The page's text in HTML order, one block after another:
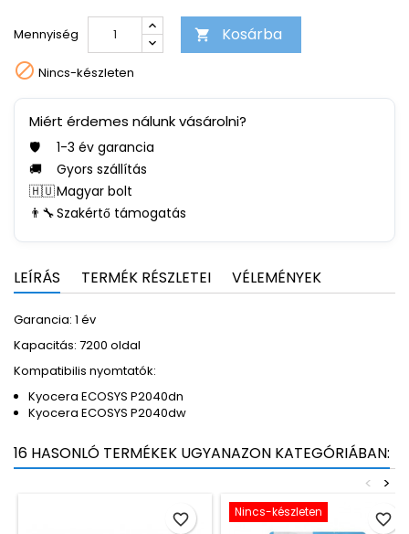
Mennyiség  Kosárba
 Nincs-készleten
Miért érdemes nálunk vásárolni?
🛡️
1-3 év garancia
🚚
Gyors szállítás
🇭🇺Magyar bolt
👨‍🔧Szakértő támogatás
LEÍRÁS TERMÉK RÉSZLETEI VÉLEMÉNYEK
Garancia: 1 év
Kapacitás: 7200 oldal
Kompatibilis nyomtatók:
Kyocera ECOSYS P2040dn
Kyocera ECOSYS P2040dw
16 HASONLÓ TERMÉKEK UGYANAZON KATEGÓRIÁBAN:
>
<
favorite_border Nincs-készleten favorite_border